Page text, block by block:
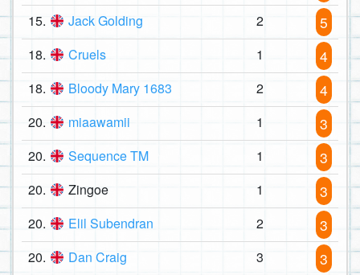
15. Jack Golding 2 5
18. Cruels 1 4
18. Bloody Mary 1683 2 4
20. miaawamii 1 3
20. Sequence TM 1 3
20. Zingoe 1 3
20. Elil Subendran 2 3
20. Dan Craig 3 3